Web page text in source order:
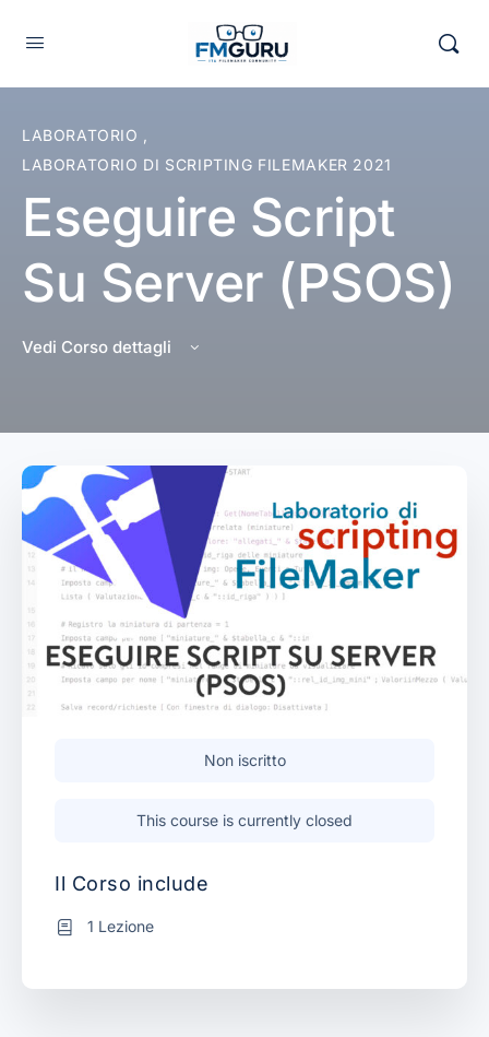
LABORATORIO
LABORATORIO DI SCRIPTING FILEMAKER 2021
Eseguire Script
Su Server (PSOS)
Vedi Corso dettagli
Non iscritto
This course is currently closed
Il Corso include
1 Lezione